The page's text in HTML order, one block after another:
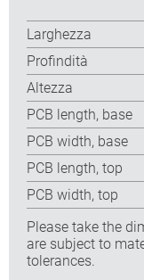
Larghezza
Profindità
Altezza
PCB length, base
PCB width, base
PCB length, top
PCB width, top
Please take the
are subject to
tolerances.